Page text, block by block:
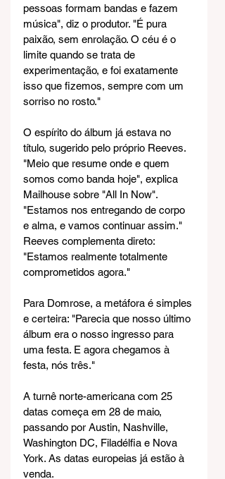
pessoas formam bandas e fazem
música", diz o produtor. "É pura
paixão, sem enrolação. O céu é o
limite quando se trata de
experimentação, e foi exatamente
isso que fizemos, sempre com um
sorriso no rosto."
O espírito do álbum já estava no
título, sugerido pelo próprio Reeves.
"Meio que resume onde e quem
somos como banda hoje", explica
Mailhouse sobre "All In Now".
"Estamos nos entregando de corpo
e alma, e vamos continuar assim."
Reeves complementa direto:
"Estamos realmente totalmente
comprometidos agora."
Para Domrose, a metáfora é simples
e certeira: "Parecia que nosso último
álbum era o nosso ingresso para
uma festa. E agora chegamos à
festa, nós três."
A turnê norte-americana com 25
datas começa em 28 de maio,
passando por Austin, Nashville,
Washington DC, Filadélfia e Nova
York. As datas europeias já estão à
venda.